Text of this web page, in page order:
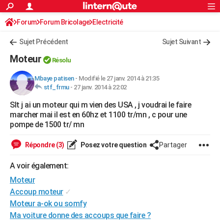
ACTUALITÉS
Politique
Société
Faits Divers
Education
Monde
Villes
+
FINANCE
Retraite
Impôts
Epargne
Immobilier
Risques naturels par ville
Banque
Assurance
Crédit
AUTO
Essais
Réserver un essai
Citadines
Berlines
SUV
Forum auto
+HIGH-TECH
Mobiles
Meilleur smartphone
Internet
Ordinateurs
Jeux vidéo
Guide high-tech
+
Forum
Aménagement intérieur
Extérieur
Cuisine
Salle de bains
Jardinage
Rangement
WEEK-END
Guides de France
Escapades
Patrimoine
Expositions
Musées
Week-end nature
+LIFESTYLE
Art de vivre
Bien-être
Loisirs
Mode
Modes de vie
SANTE
Alimentation
Guide de la santé
Maladies
Médicaments
Sommeil
VOYAGE
S'inscrire
Connexion
Forum Forum Bricolage Electricité
Sujet Précédent Sujet Suivant
Moteur Résolu
Mbaye patisen- Modifié le 27 janv. 2014 à 21:35
stf_frmu- 27 janv. 2014 à 22:02
Slt j ai un moteur qui m vien des USA , j voudrai le faire
marcher mai il est en 60hz et 1100 tr/mn , c pour une
pompe de 1500 tr/ mn
Répondre (3) Posez votre question Partager
A voir également:
Moteur
Accoup moteur ✓
Moteur a-ok ou somfy
Ma voiture donne des accoups que faire ?